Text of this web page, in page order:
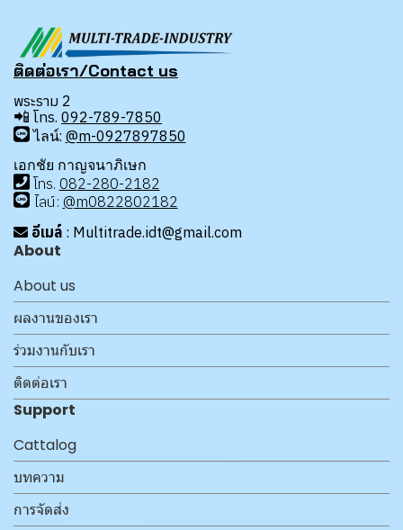
ติดต่อเรา/Contact us
พระราม 2
📲 โทร. 092-789-7850
ไลน์: @m-0927897850
เอกชัย กาญจนาภิเษก
โทร. 082-280-2182
ไลน์: @m0822802182
อีเมล์ : Multitrade.idt@gmail.com
About
About us
ผลงานของเรา
ร่วมงานกับเรา
ติดต่อเรา
Support
Cattalog
บทความ
การจัดส่ง